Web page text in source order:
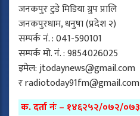
जनकपुर टुडे मिडिया ग्रुप प्रालि
जनकपुरधाम, धनुषा (प्रदेश २)
सम्पर्क नं. : 041-590101
सम्पर्क मो. नं. : 9854026025
इमेल:jtodaynews@gmail.com
रradiotoday91fm@gmail.com
क. दर्ता नंः – १४६२५२/०७२/०७३